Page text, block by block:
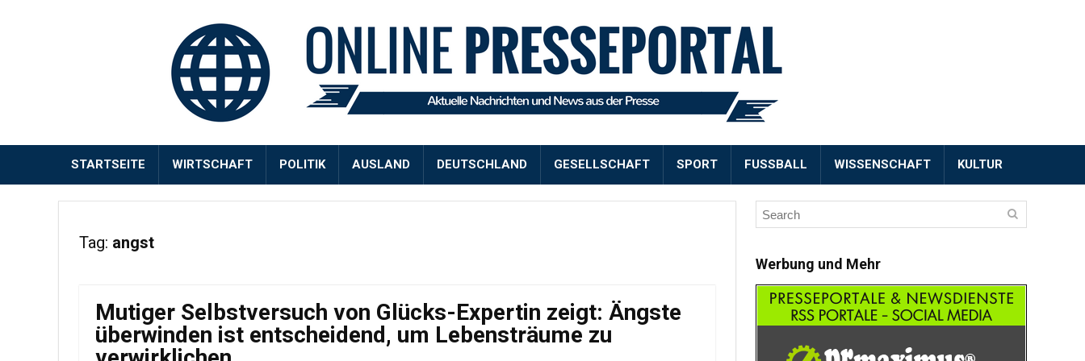
STARTSEITE WIRTSCHAFT POLITIK AUSLAND DEUTSCHLAND GESELLSCHAFT SPORT FUSSBALL WISSENSCHAFT KULTUR
Tag: angst
Mutiger Selbstversuch von Glücks-Expertin zeigt: Ängste
überwinden ist entscheidend, um Lebensträume zu
Werbung und Mehr